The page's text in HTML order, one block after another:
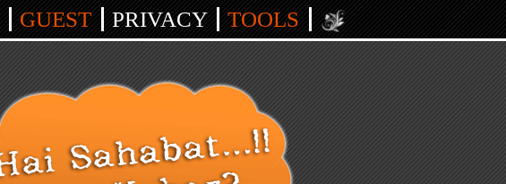
GUEST PRIVACY TOOLS